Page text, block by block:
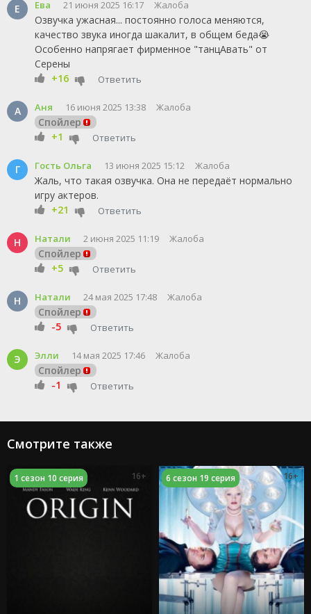
Е Ева 21 июня 2025 16:17 Жалоба
Озвучка ужасная... постоянно голоса меняются,
качество звука иногда шакалит, в общем беда😭
Особенно напрягает фирменное "танцАвать" от
Серены
+16
Ответить
А Аня 16 июня 2025 13:38 Жалоба
Спойлер
+1
Ответить
Г Гость Ольга 13 июня 2025 15:12 Жалоба
Жаль, что такая озвучка. Она не передаёт нормально
игру актеров.
+21
Ответить
Н Натали 2 июня 2025 11:19 Жалоба
Спойлер
+5
Ответить
Н Натали 24 мая 2025 17:48 Жалоба
Спойлер
-5
Ответить
Э Элли 14 мая 2025 17:46 Жалоба
Спойлер
-1
Ответить
Смотрите также
1 сезон 10 серия 16+ 6 сезон 19 серия 16+